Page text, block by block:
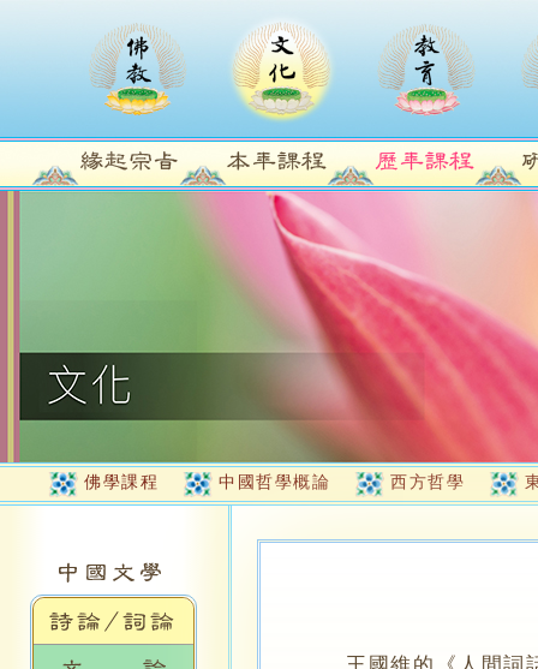
佛學課程 中國哲學概論 西方哲學